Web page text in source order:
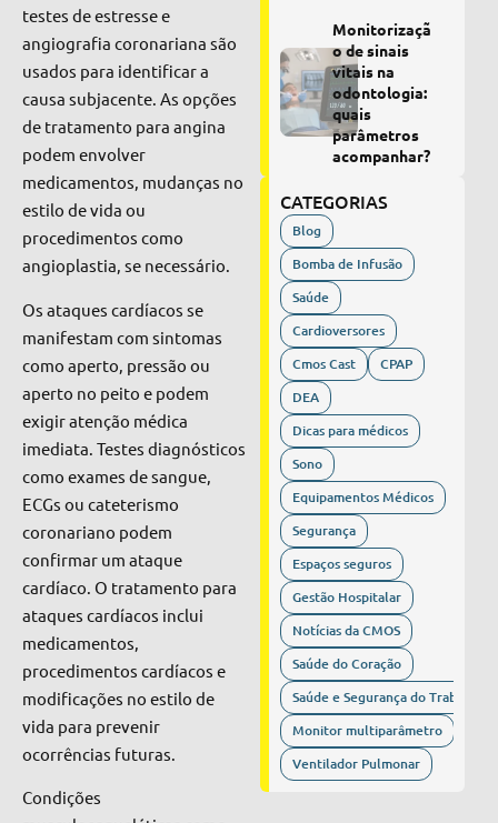
testes de estresse e
angiografia coronariana são
usados para identificar a
causa subjacente. As opções
de tratamento para angina
podem envolver
medicamentos, mudanças no
estilo de vida ou
procedimentos como
angioplastia, se necessário.
Os ataques cardíacos se
manifestam com sintomas
como aperto, pressão ou
aperto no peito e podem
exigir atenção médica
imediata. Testes diagnósticos
como exames de sangue,
ECGs ou cateterismo
coronariano podem
confirmar um ataque
cardíaco. O tratamento para
ataques cardíacos inclui
medicamentos,
procedimentos cardíacos e
modificações no estilo de
vida para prevenir
ocorrências futuras.
Condições
Monitorizaçã
o de sinais
vitais na
odontologia:
quais
parâmetros
acompanhar?
CATEGORIAS
Blog
Bomba de Infusão
Saúde
Cardioversores
Cmos Cast
CPAP
DEA
Dicas para médicos
Sono
Equipamentos Médicos
Segurança
Espaços seguros
Gestão Hospitalar
Notícias da CMOS
Saúde do Coração
Saúde e Segurança do Trabalho
Monitor multiparâmetro
Ventilador Pulmonar